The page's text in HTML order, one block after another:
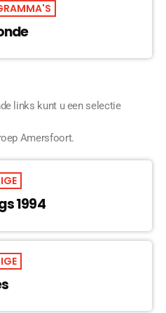
links kunt u een selectie
Amersfoort.
1994